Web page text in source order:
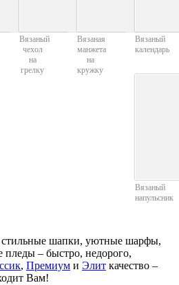
Вязаный
чехол
на
грелку
Вязаная
манжета
на
кружку
Вязаный
календарь
Вязаный
напульсник
стильные шапки, уютные шарфы,
пледы – быстро, недорого,
, Премиум и Элит качество –
Вам!